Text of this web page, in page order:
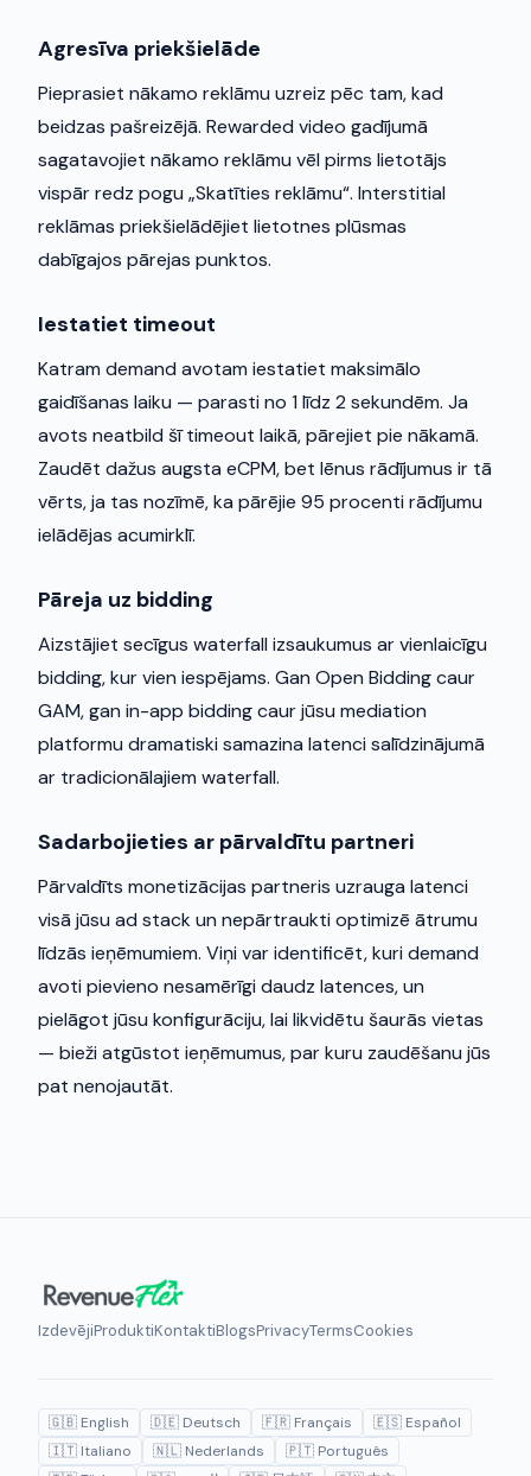
Agresīva priekšielāde
Pieprasiet nākamo reklāmu uzreiz pēc tam, kad
beidzas pašreizējā. Rewarded video gadījumā
sagatavojiet nākamo reklāmu vēl pirms lietotājs
vispār redz pogu „Skatīties reklāmu“. Interstitial
reklāmas priekšielādējiet lietotnes plūsmas
dabīgajos pārejas punktos.
Iestatiet timeout
Katram demand avotam iestatiet maksimālo
gaidīšanas laiku — parasti no 1 līdz 2 sekundēm. Ja
avots neatbild šī timeout laikā, pārejiet pie nākamā.
Zaudēt dažus augsta eCPM, bet lēnus rādījumus ir tā
vērts, ja tas nozīmē, ka pārējie 95 procenti rādījumu
ielādējas acumirklī.
Pāreja uz bidding
Aizstājiet secīgus waterfall izsaukumus ar vienlaicīgu
bidding, kur vien iespējams. Gan Open Bidding caur
GAM, gan in-app bidding caur jūsu mediation
platformu dramatiski samazina latenci salīdzinājumā
ar tradicionālajiem waterfall.
Sadarbojieties ar pārvaldītu partneri
Pārvaldīts monetizācijas partneris uzrauga latenci
visā jūsu ad stack un nepārtraukti optimizē ātrumu
līdzās ieņēmumiem. Viņi var identificēt, kuri demand
avoti pievieno nesamērīgi daudz latences, un
pielāgot jūsu konfigurāciju, lai likvidētu šaurās vietas
— bieži atgūstot ieņēmumus, par kuru zaudēšanu jūs
pat nenojautāt.
IzdevējiProduktiKontaktiBlogsPrivacyTermsCookies
🇬🇧 English 🇩🇪 Deutsch 🇫🇷 Français
🇪🇸 Español
🇮🇹 Italiano
🇳🇱 Nederlands
🇵🇹 Português